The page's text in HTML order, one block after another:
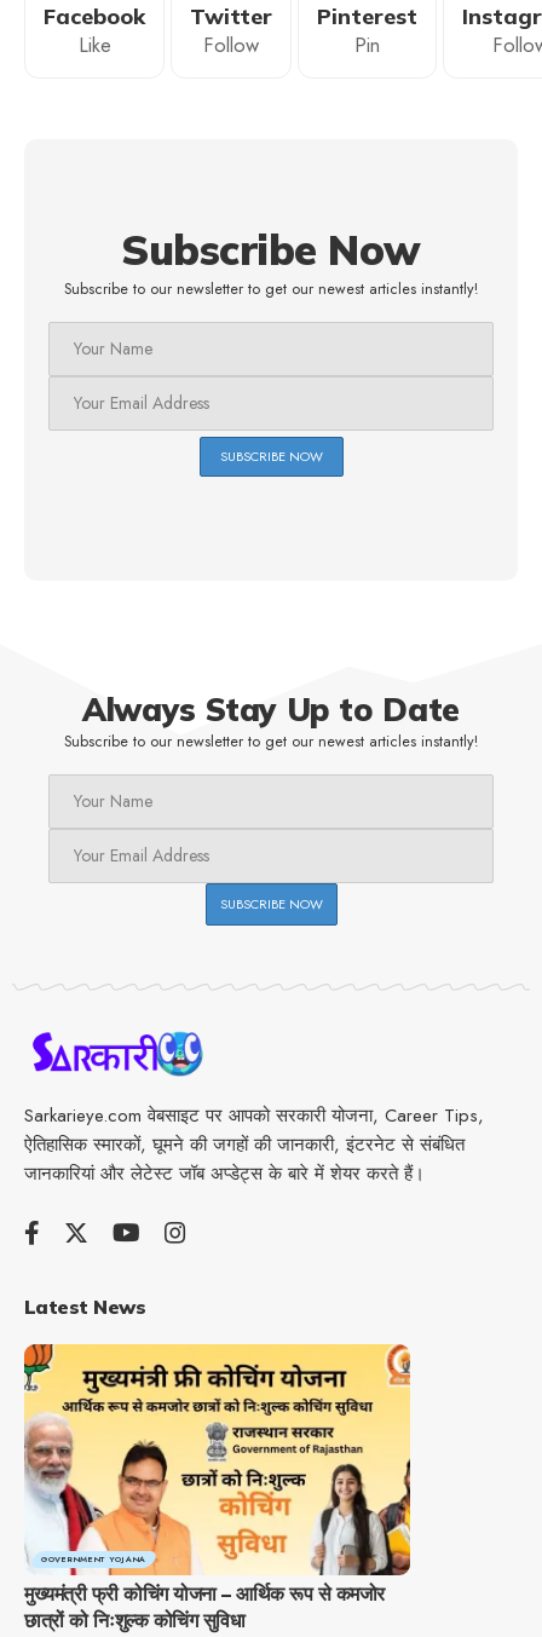
Facebook
Like
Twitter
Follow
Pinterest
Pin
Subscribe Now
Subscribe to our newsletter to get our newest articles instantly!
Always Stay Up to Date
Subscribe to our newsletter to get our newest articles instantly!
Sarkarieye.com वेबसाइट पर आपको सरकारी योजना, Career Tips,
ऐतिहासिक स्मारकों, घूमने की जगहों की जानकारी, इंटरनेट से संबंधित
जानकारियां और लेटेस्ट जॉब अप्डेट्स के बारे में शेयर करते हैं।
Latest News
GOVERNMENT YOJANA
मुख्यमंत्री फ्री कोचिंग योजना – आर्थिक रूप से कमजोर
छात्रों को निःशुल्क कोचिंग सुविधा